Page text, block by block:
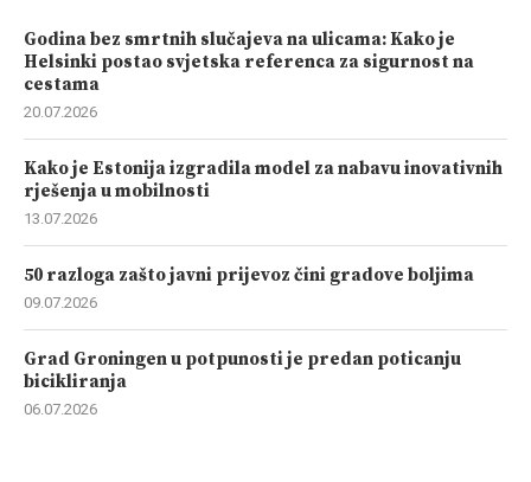
Godina bez smrtnih slučajeva na ulicama: Kako je
Helsinki postao svjetska referenca za sigurnost na
cestama
20.07.2026
Kako je Estonija izgradila model za nabavu inovativnih
rješenja u mobilnosti
13.07.2026
50 razloga zašto javni prijevoz čini gradove boljima
09.07.2026
Grad Groningen u potpunosti je predan poticanju
bicikliranja
06.07.2026